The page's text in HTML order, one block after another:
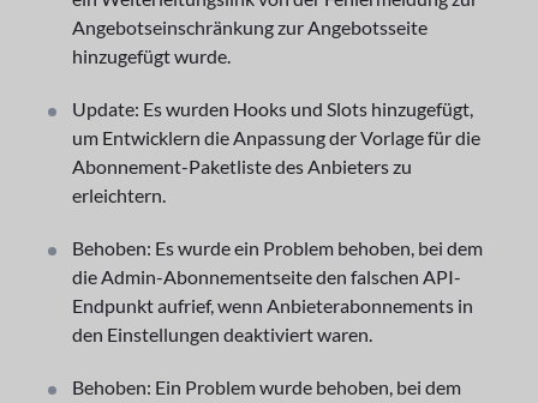
Angebotseinschränkung zur Angebotsseite
hinzugefügt wurde.
Update: Es wurden Hooks und Slots hinzugefügt,
um Entwicklern die Anpassung der Vorlage für die
Abonnement-Paketliste des Anbieters zu
erleichtern.
Behoben: Es wurde ein Problem behoben, bei dem
die Admin-Abonnementseite den falschen API-
Endpunkt aufrief, wenn Anbieterabonnements in
den Einstellungen deaktiviert waren.
Behoben: Ein Problem wurde behoben, bei dem